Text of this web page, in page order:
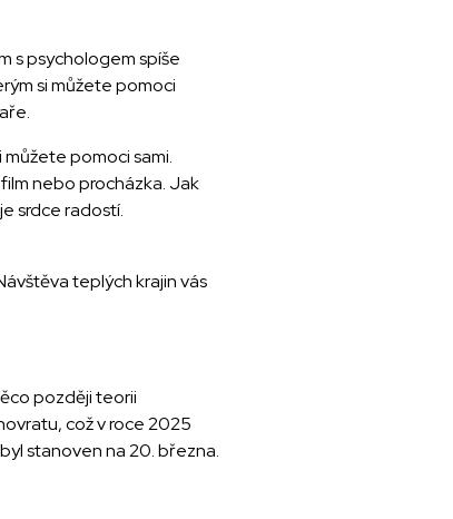
s psychologem spíše
si můžete pomoci
pomoci sami.
nebo procházka. Jak
srdce radostí.
teplých krajin vás
později teorii
což v roce 2025
stanoven na 20. března.